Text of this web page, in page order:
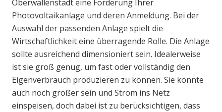
Oberwallenstadt eine Förderung Ihrer
Photovoltaikanlage und deren Anmeldung. Bei der
Auswahl der passenden Anlage spielt die
Wirtschaftlichkeit eine überragende Rolle. Die Anlage
sollte ausreichend dimensioniert sein. Idealerweise
ist sie groß genug, um fast oder vollständig den
Eigenverbrauch produzieren zu können. Sie könnte
auch noch größer sein und Strom ins Netz
einspeisen, doch dabei ist zu berücksichtigen, dass